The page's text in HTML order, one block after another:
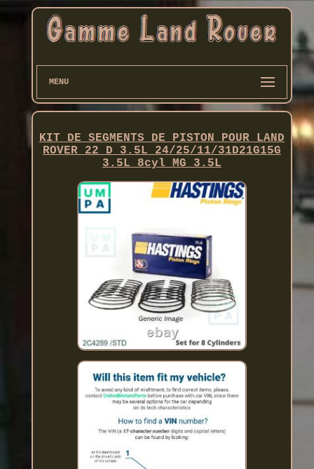
MENU
KIT DE SEGMENTS DE PISTON POUR LAND
ROVER 22 D 3.5L 24/25/11/31D21G15G
3.5L 8cyl MG 3.5L